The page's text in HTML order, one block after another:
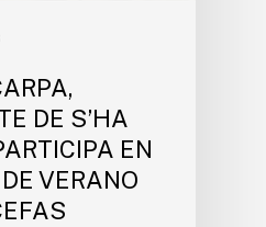
DE S’HA
EN
VERANO